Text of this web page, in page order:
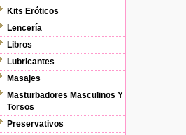
Kits Eróticos
Lencería
Libros
Lubricantes
Masajes
Masturbadores Masculinos Y
Torsos
Preservativos